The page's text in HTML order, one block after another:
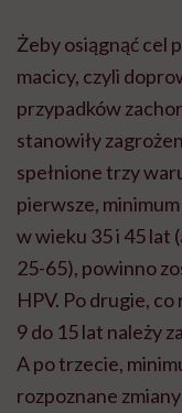
Żeby osiągnąć cel
macicy, czyli
przypadków
stanowiły
spełnione trzy
pierwsze,
w wieku 35 i 45 lat
25-65), powinno
HPV. Po drugie,
9 do 15 lat należy
A po trzecie,
rozpoznane